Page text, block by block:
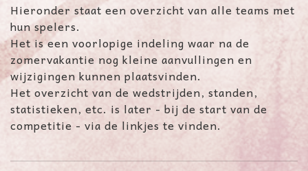
Hieronder staat een overzicht van alle teams met
hun spelers.
Het is een voorlopige indeling waar na de
zomervakantie nog kleine aanvullingen en
wijzigingen kunnen plaatsvinden.
Het overzicht van de wedstrijden, standen,
statistieken, etc. is later - bij de start van de
competitie - via de linkjes te vinden.